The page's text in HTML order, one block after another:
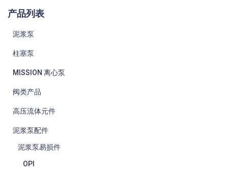
产品列表
泥浆泵
柱塞泵
MISSION 离心泵
阀类产品
高压流体元件
泥浆泵配件
泥浆泵易损件
OPI